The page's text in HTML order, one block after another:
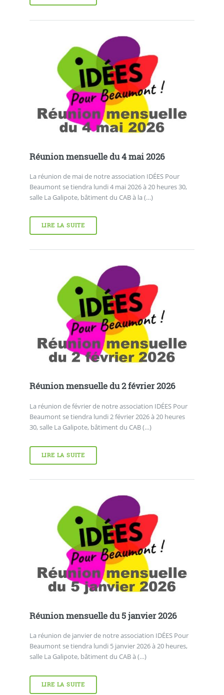
Réunion mensuelle du 4 mai 2026
La réunion de mai de notre association IDÉES Pour
Beaumont se tiendra lundi 4 mai 2026 à 20 heures 30,
salle La Galipote, bâtiment du CAB à la (…)
LIRE LA SUITE
Réunion mensuelle du 2 février 2026
La réunion de février de notre association IDÉES Pour
Beaumont se tiendra lundi 2 février 2026 à 20 heures
30, salle La Galipote, bâtiment du CAB (…)
LIRE LA SUITE
Réunion mensuelle du 5 janvier 2026
La réunion de janvier de notre association IDÉES Pour
Beaumont se tiendra lundi 5 janvier 2026 à 20 heures,
salle La Galipote, bâtiment du CAB à (…)
LIRE LA SUITE